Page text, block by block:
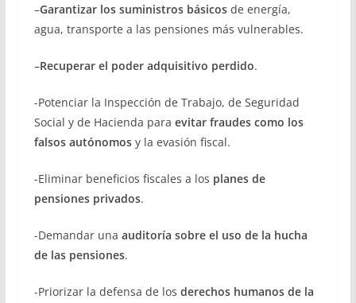
–Garantizar los suministros básicosde energía,
agua, transporte a las pensiones más vulnerables.
–Recuperar el poder adquisitivo perdido.
-Potenciar la Inspección de Trabajo, de Seguridad
Social y de Hacienda para evitar fraudes como los
falsos autónomosy la evasión fiscal.
-Eliminar beneficios fiscales a los planes de
pensiones privados.
-Demandar una auditoría sobre el uso de la hucha
de las pensiones.
-Priorizar la defensa de los derechos humanos de la